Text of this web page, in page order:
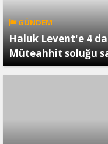
GÜNDEM
Haluk Levent'e 4
Müteahhit soluğu